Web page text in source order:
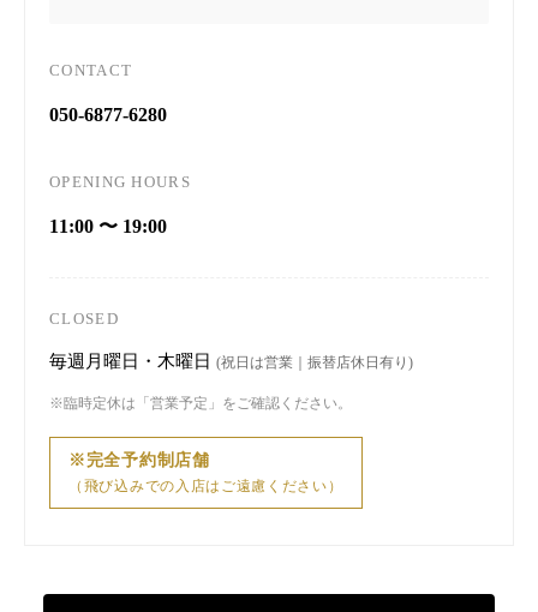
CONTACT
050-6877-6280
OPENING HOURS
11:00 〜 19:00
CLOSED
毎週月曜日・木曜日 (祝日は営業｜振替店休日有り)
※臨時定休は「営業予定」をご確認ください。
※完全予約制店舗
（飛び込みでの入店はご遠慮ください）